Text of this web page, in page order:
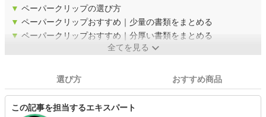
▼ ペーパークリップの選び方
▼ ペーパークリップおすすめ｜少量の書類をまとめる
▼ ペーパークリップおすすめ｜分厚い書類をまとめる
全てを見る
選び方 おすすめ商品
この記事を担当するエキスパート